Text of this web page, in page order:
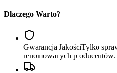
Dlaczego Warto?
Gwarancja JakościTylko
renomowanych producentów.